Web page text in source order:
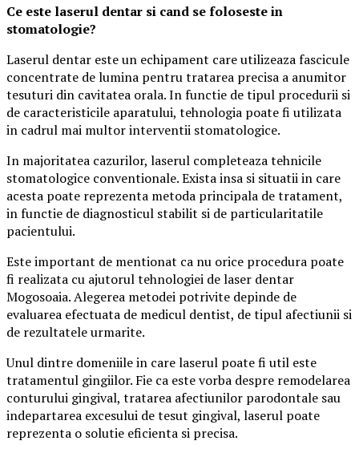
Ce este laserul dentar si cand se foloseste in
stomatologie?
Laserul dentar este un echipament care utilizeaza fascicule
concentrate de lumina pentru tratarea precisa a anumitor
tesuturi din cavitatea orala. In functie de tipul procedurii si
de caracteristicile aparatului, tehnologia poate fi utilizata
in cadrul mai multor interventii stomatologice.
In majoritatea cazurilor, laserul completeaza tehnicile
stomatologice conventionale. Exista insa si situatii in care
acesta poate reprezenta metoda principala de tratament,
in functie de diagnosticul stabilit si de particularitatile
pacientului.
Este important de mentionat ca nu orice procedura poate
fi realizata cu ajutorul tehnologiei de laser dentar
Mogosoaia. Alegerea metodei potrivite depinde de
evaluarea efectuata de medicul dentist, de tipul afectiunii si
de rezultatele urmarite.
Unul dintre domeniile in care laserul poate fi util este
tratamentul gingiilor. Fie ca este vorba despre remodelarea
conturului gingival, tratarea afectiunilor parodontale sau
indepartarea excesului de tesut gingival, laserul poate
reprezenta o solutie eficienta si precisa.